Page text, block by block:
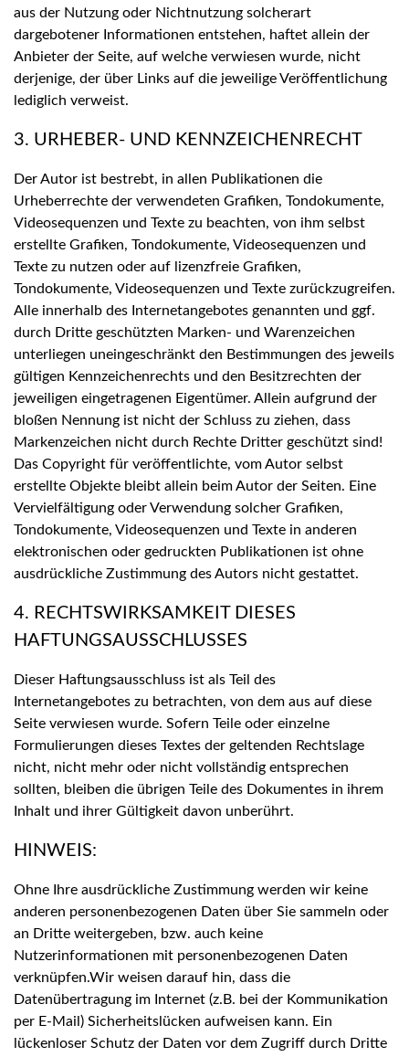
aus der Nutzung oder Nichtnutzung solcherart
dargebotener Informationen entstehen, haftet allein der
Anbieter der Seite, auf welche verwiesen wurde, nicht
derjenige, der über Links auf die jeweilige Veröffentlichung
lediglich verweist.
3. URHEBER- UND KENNZEICHENRECHT
Der Autor ist bestrebt, in allen Publikationen die
Urheberrechte der verwendeten Grafiken, Tondokumente,
Videosequenzen und Texte zu beachten, von ihm selbst
erstellte Grafiken, Tondokumente, Videosequenzen und
Texte zu nutzen oder auf lizenzfreie Grafiken,
Tondokumente, Videosequenzen und Texte zurückzugreifen.
Alle innerhalb des Internetangebotes genannten und ggf.
durch Dritte geschützten Marken- und Warenzeichen
unterliegen uneingeschränkt den Bestimmungen des jeweils
gültigen Kennzeichenrechts und den Besitzrechten der
jeweiligen eingetragenen Eigentümer. Allein aufgrund der
bloßen Nennung ist nicht der Schluss zu ziehen, dass
Markenzeichen nicht durch Rechte Dritter geschützt sind!
Das Copyright für veröffentlichte, vom Autor selbst
erstellte Objekte bleibt allein beim Autor der Seiten. Eine
Vervielfältigung oder Verwendung solcher Grafiken,
Tondokumente, Videosequenzen und Texte in anderen
elektronischen oder gedruckten Publikationen ist ohne
ausdrückliche Zustimmung des Autors nicht gestattet.
4. RECHTSWIRKSAMKEIT DIESES
HAFTUNGSAUSSCHLUSSES
Dieser Haftungsausschluss ist als Teil des
Internetangebotes zu betrachten, von dem aus auf diese
Seite verwiesen wurde. Sofern Teile oder einzelne
Formulierungen dieses Textes der geltenden Rechtslage
nicht, nicht mehr oder nicht vollständig entsprechen
sollten, bleiben die übrigen Teile des Dokumentes in ihrem
Inhalt und ihrer Gültigkeit davon unberührt.
HINWEIS:
Ohne Ihre ausdrückliche Zustimmung werden wir keine
anderen personenbezogenen Daten über Sie sammeln oder
an Dritte weitergeben, bzw. auch keine
Nutzerinformationen mit personenbezogenen Daten
verknüpfen.Wir weisen darauf hin, dass die
Datenübertragung im Internet (z.B. bei der Kommunikation
per E-Mail) Sicherheitslücken aufweisen kann. Ein
lückenloser Schutz der Daten vor dem Zugriff durch Dritte